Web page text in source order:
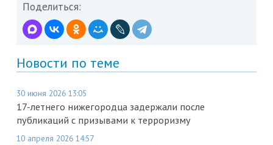
Поделиться:
Новости по теме
30 июня 2026 13:05
17-летнего нижегородца задержали после
публикаций с призывами к терроризму
10 апреля 2026 14:57